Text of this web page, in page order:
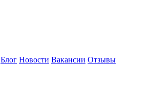
Блог Новости Вакансии Отзывы